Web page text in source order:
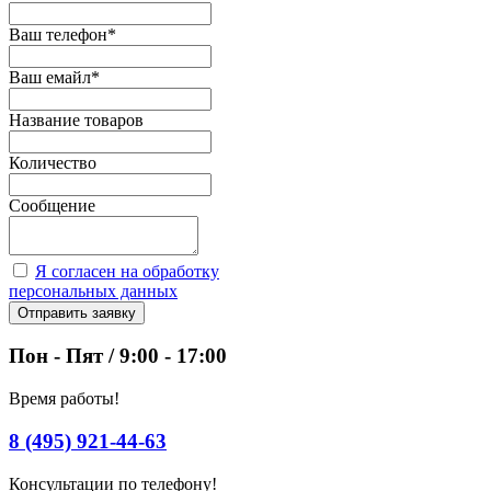
Ваш телефон*
Ваш емайл*
Название товаров
Количество
Сообщение
Я согласен на обработку
персональных данных
Отправить заявку
Пон - Пят / 9:00 - 17:00
Время работы!
8 (495) 921-44-63
Консультации по телефону!